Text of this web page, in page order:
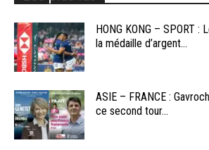
HONG KONG – SPORT
la médaille d’argent...
ASIE – FRANCE :
ce second tour...